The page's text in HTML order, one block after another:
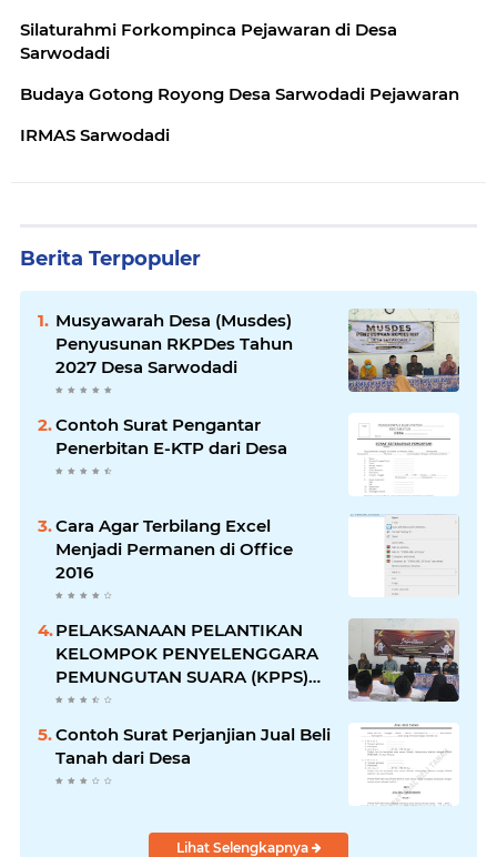
Silaturahmi Forkompinca Pejawaran di Desa
Sarwodadi
Budaya Gotong Royong Desa Sarwodadi Pejawaran
IRMAS Sarwodadi
Berita Terpopuler
Musyawarah Desa (Musdes)
Penyusunan RKPDes Tahun
2027 Desa Sarwodadi
Contoh Surat Pengantar
Penerbitan E-KTP dari Desa
Cara Agar Terbilang Excel
Menjadi Permanen di Office
2016
PELAKSANAAN PELANTIKAN
KELOMPOK PENYELENGGARA
PEMUNGUTAN SUARA (KPPS)
DESA SARWODADI
KECAMATAN PEJAWARAN
Contoh Surat Perjanjian Jual Beli
Tanah dari Desa
Lihat Selengkapnya